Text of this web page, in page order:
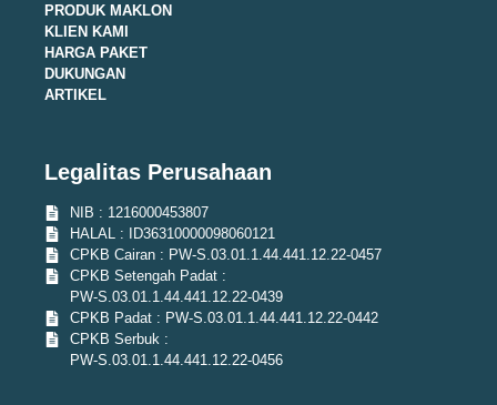
PRODUK MAKLON
KLIEN KAMI
HARGA PAKET
DUKUNGAN
ARTIKEL
Legalitas Perusahaan
NIB : 1216000453807
HALAL : ID36310000098060121
CPKB Cairan : PW-S.03.01.1.44.441.12.22-0457
CPKB Setengah Padat :
PW-S.03.01.1.44.441.12.22-0439
CPKB Padat : PW-S.03.01.1.44.441.12.22-0442
CPKB Serbuk :
PW-S.03.01.1.44.441.12.22-0456